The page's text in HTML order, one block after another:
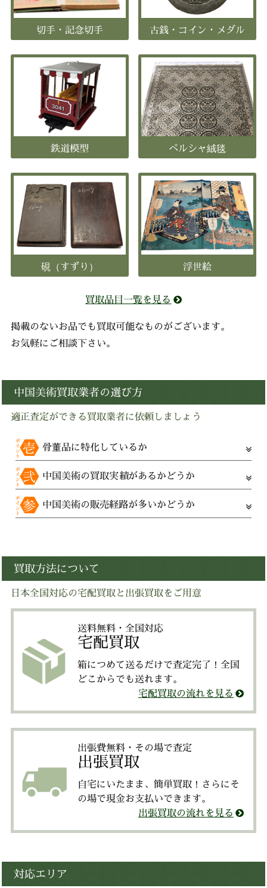
切手・記念切手 古銭・コイン・メダル
鉄道模型 ペルシャ絨毯
硯（すずり） 浮世絵
買取品目一覧を見る
掲載のないお品でも買取可能なものがございます。
お気軽にご相談下さい。
中国美術買取業者の選び方
適正査定ができる買取業者に依頼しましょう
骨董品に特化しているか
中国美術の買取実績があるかどうか
中国美術の販売経路が多いかどうか
買取方法について
日本全国対応の宅配買取と出張買取をご用意
送料無料・全国対応
宅配買取
箱につめて送るだけで査定完了！全国
どこからでも送れます。
宅配買取の流れを見る
出張費無料・その場で査定
出張買取
自宅にいたまま、簡単買取！さらにそ
の場で現金お支払いできます。
出張買取の流れを見る
対応エリア